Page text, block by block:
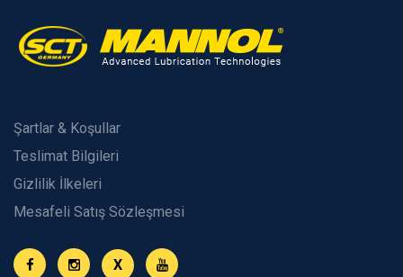
Şartlar & Koşullar
Teslimat Bilgileri
Gizlilik İlkeleri
Mesafeli Satış Sözleşmesi
X